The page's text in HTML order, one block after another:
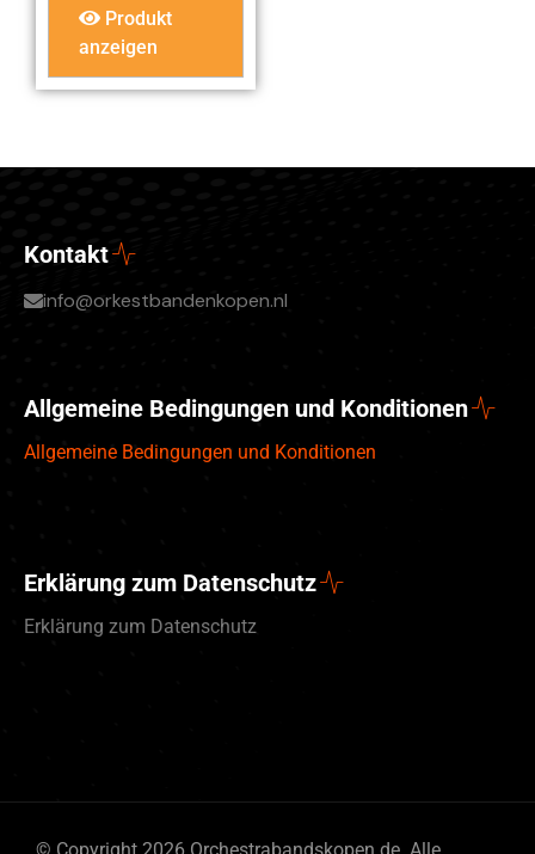
Produkt
anzeigen
Kontakt
info@orkestbandenkopen.nl
Allgemeine Bedingungen und Konditionen
Allgemeine Bedingungen und Konditionen
Erklärung zum Datenschutz
Erklärung zum Datenschutz